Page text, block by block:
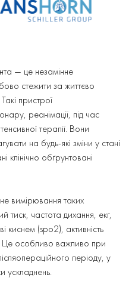
— це незамінне
стежити за життєво
пристрої
реанімації, під час
терапії. Вони
на будь-які зміни у стані
клінічно обґрунтовані
вимірювання таких
тиск, частота дихання, екг,
киснем (spo2), активність
Це особливо важливо при
періоду, у
ускладнень.